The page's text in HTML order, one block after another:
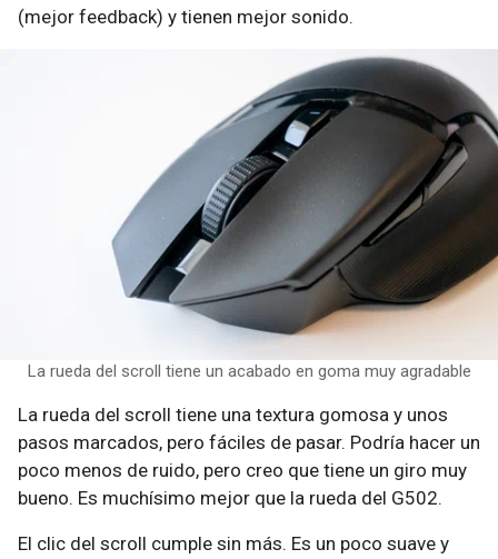
(mejor feedback) y tienen mejor sonido.
La rueda del scroll tiene un acabado en goma muy agradable
La rueda del scroll tiene una textura gomosa y unos
pasos marcados, pero fáciles de pasar. Podría hacer un
poco menos de ruido, pero creo que tiene un giro muy
bueno. Es muchísimo mejor que la rueda del G502.
El clic del scroll cumple sin más. Es un poco suave y